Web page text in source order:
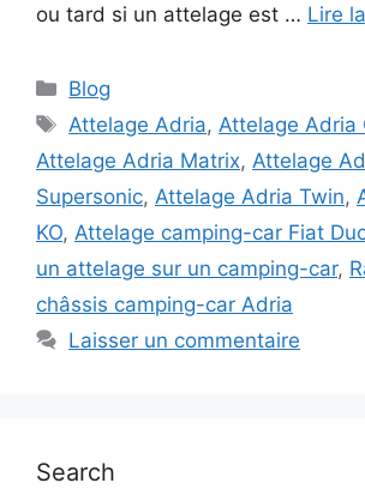
ou tard si un attelage est … Lire
Catégories
Blog
Étiquettes
Attelage Adria, Attelage Adria
Attelage Adria Matrix, Attelage
Supersonic, Attelage Adria Twin,
KO, Attelage camping-car Fiat
un attelage sur un camping-car,
châssis camping-car Adria
Laisser un commentaire
Search